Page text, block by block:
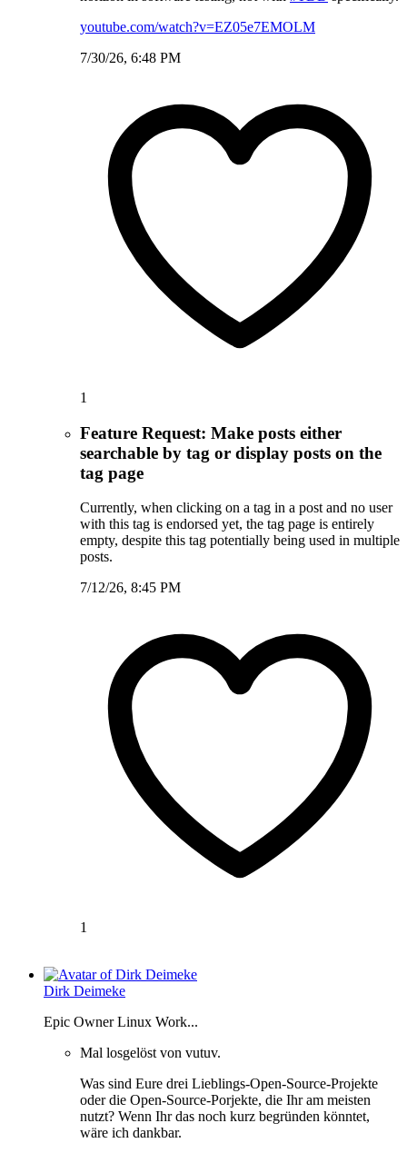
youtube.com/watch?v=EZ05e7EMOLM
7/30/26, 6:48 PM
1
Feature Request: Make posts either
searchable by tag or display posts on the
tag page
Currently, when clicking on a tag in a post and no user
with this tag is endorsed yet, the tag page is entirely
empty, despite this tag potentially being used in multiple
posts.
7/12/26, 8:45 PM
1
Dirk Deimeke
Epic Owner Linux Work...
Mal losgelöst von vutuv.
Was sind Eure drei Lieblings-Open-Source-Projekte
oder die Open-Source-Porjekte, die Ihr am meisten
nutzt? Wenn Ihr das noch kurz begründen könntet,
wäre ich dankbar.